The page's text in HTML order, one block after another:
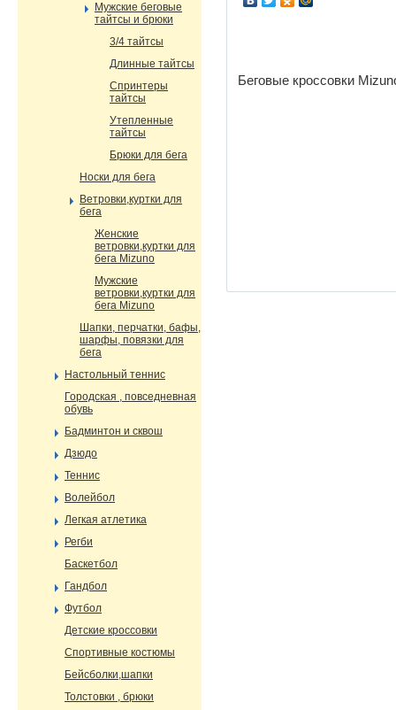
Беговые кроссовки
Мужские беговые
тайтсы и брюки
3/4 тайтсы
Длинные тайтсы
Спринтеры
тайтсы
Утепленные
тайтсы
Брюки для бега
Носки для бега
Ветровки,куртки для
бега
Женские
ветровки,куртки для
бега Mizuno
Мужские
ветровки,куртки для
бега Mizuno
Шапки, перчатки, бафы,
шарфы, повязки для
бега
Настольный теннис
Городская , повседневная
обувь
Бадминтон и сквош
Дзюдо
Теннис
Волейбол
Легкая атлетика
Регби
Баскетбол
Гандбол
Футбол
Детские кроссовки
Спортивные костюмы
Бейсболки,шапки
Толстовки , брюки